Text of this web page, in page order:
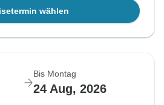
wählen
Bis Montag
24 Aug, 2026